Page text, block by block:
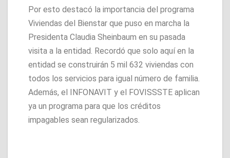
Por esto destacó la importancia del programa
Viviendas del Bienstar que puso en marcha la
Presidenta Claudia Sheinbaum en su pasada
visita a la entidad. Recordó que solo aquí en la
entidad se construirán 5 mil 632 viviendas con
todos los servicios para igual número de familia.
Además, el INFONAVIT y el FOVISSSTE aplican
ya un programa para que los créditos
impagables sean regularizados.